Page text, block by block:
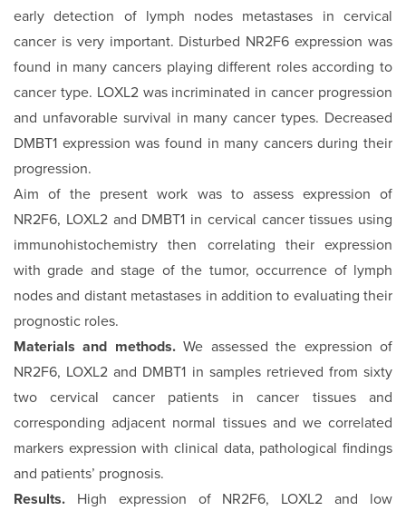
early detection of lymph nodes metastases in cervical
cancer is very important. Disturbed NR2F6 expression was
found in many cancers playing different roles according to
cancer type. LOXL2 was incriminated in cancer progression
and unfavorable survival in many cancer types. Decreased
DMBT1 expression was found in many cancers during their
progression.
Aim of the present work was to assess expression of
NR2F6, LOXL2 and DMBT1 in cervical cancer tissues using
immunohistochemistry then correlating their expression
with grade and stage of the tumor, occurrence of lymph
nodes and distant metastases in addition to evaluating their
prognostic roles.
Materials and methods.We assessed the expression of
NR2F6, LOXL2 and DMBT1 in samples retrieved from sixty
two cervical cancer patients in cancer tissues and
corresponding adjacent normal tissues and we correlated
markers expression with clinical data, pathological findings
and patients’ prognosis.
Results. High expression of NR2F6, LOXL2 and low